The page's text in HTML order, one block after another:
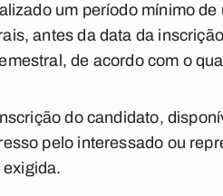
um período mínimo
antes da data da
de acordo com o
do candidato,
pelo interessado ou